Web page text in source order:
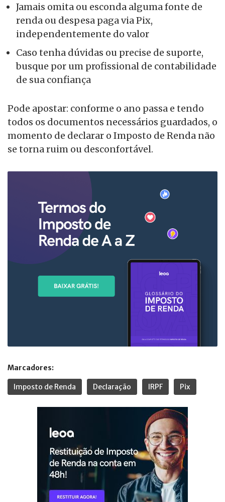
Jamais omita ou esconda alguma fonte de
renda ou despesa paga via Pix,
independentemente do valor
Caso tenha dúvidas ou precise de suporte,
busque por um profissional de contabilidade
de sua confiança
Pode apostar: conforme o ano passa e tendo
todos os documentos necessários guardados, o
momento de declarar o Imposto de Renda não
se torna ruim ou desconfortável.
Marcadores:
Imposto de Renda Declaração IRPF Pix